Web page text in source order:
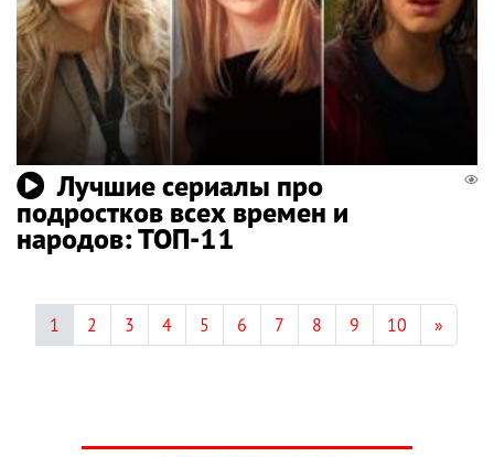
Лучшие сериалы про
подростков всех времен и
народов: ТОП-11
1 2 3 4 5 6 7 8 9 10 »